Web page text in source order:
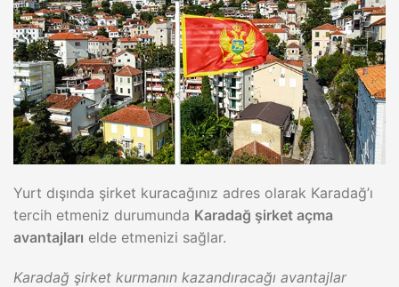
Yurt dışında şirket kuracağınız adres olarak Karadağ’ı
tercih etmeniz durumunda Karadağ şirket açma
avantajları elde etmenizi sağlar.
Karadağ şirket kurmanın kazandıracağı avantajlar